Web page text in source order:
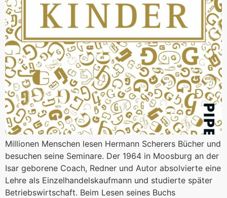
Millionen Menschen lesen Hermann Scherers Bücher und
besuchen seine Seminare. Der 1964 in Moosburg an der
Isar geborene Coach, Redner und Autor absolvierte eine
Lehre als Einzelhandelskaufmann und studierte später
Betriebswirtschaft. Beim Lesen seines Buchs